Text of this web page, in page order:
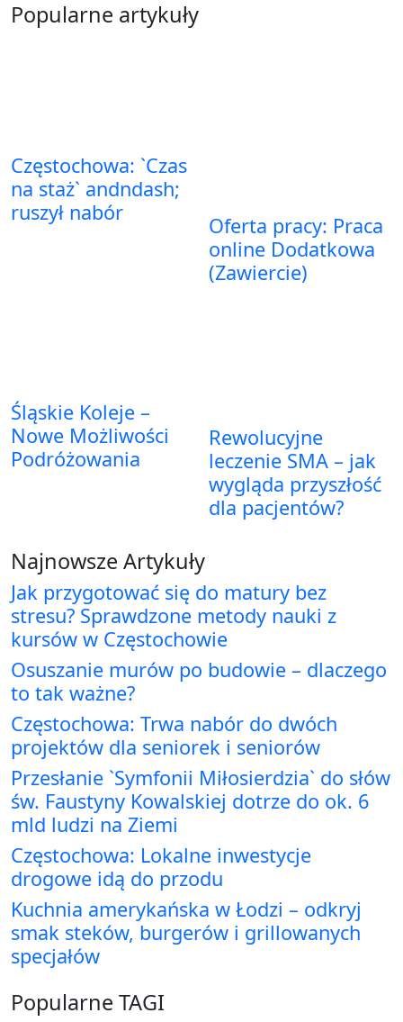
Popularne artykuły
Częstochowa: `Czas
na staż` andndash;
ruszył nabór
Oferta pracy: Praca
online Dodatkowa
(Zawiercie)
Śląskie Koleje –
Nowe Możliwości
Podróżowania
Rewolucyjne
leczenie SMA – jak
wygląda przyszłość
dla pacjentów?
Najnowsze Artykuły
Jak przygotować się do matury bez
stresu? Sprawdzone metody nauki z
kursów w Częstochowie
Osuszanie murów po budowie – dlaczego
to tak ważne?
Częstochowa: Trwa nabór do dwóch
projektów dla seniorek i seniorów
Przesłanie `Symfonii Miłosierdzia` do słów
św. Faustyny Kowalskiej dotrze do ok. 6
mld ludzi na Ziemi
Częstochowa: Lokalne inwestycje
drogowe idą do przodu
Kuchnia amerykańska w Łodzi – odkryj
smak steków, burgerów i grillowanych
specjałów
Popularne TAGI